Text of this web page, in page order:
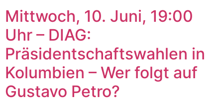
Mittwoch, 10. Juni, 19:00
Uhr – DIAG:
Präsidentschaftswahlen in
Kolumbien – Wer folgt auf
Gustavo Petro?